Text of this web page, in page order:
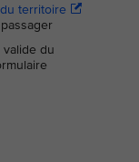
territoire
valide du